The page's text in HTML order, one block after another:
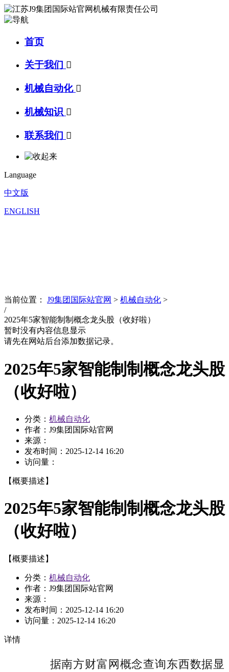
首页
关于我们 
机械自动化 
机械知识 
联系我们 
Language
中文版
ENGLISH
当前位置： J9集团国际站官网 > 机械自动化 >
/
2025年5家智能制制概念龙头股（收好啦）
暂时没有内容信息显示
请先在网站后台添加数据记录。
2025年5家智能制制概念龙头股
（收好啦）
分类： 机械自动化
作者：J9集团国际站官网
来源：
发布时间： 2025-12-14 16:20
访问量：
【概要描述】
2025年5家智能制制概念龙头股
（收好啦）
【概要描述】
分类： 机械自动化
作者：J9集团国际站官网
来源：
发布时间： 2025-12-14 16:20
访问量： 2025-12-14 16:20
详情
据南方财富网概念查询东西数据显